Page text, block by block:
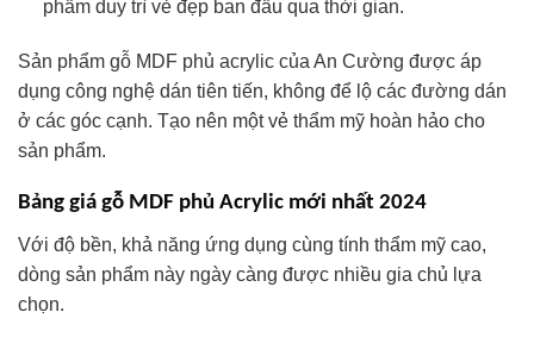
phẩm duy trì vẻ đẹp ban đầu qua thời gian.
Sản phẩm gỗ MDF phủ acrylic của An Cường được áp
dụng công nghệ dán tiên tiến, không để lộ các đường dán
ở các góc cạnh. Tạo nên một vẻ thẩm mỹ hoàn hảo cho
sản phẩm.
Bảng giá gỗ MDF phủ Acrylic mới nhất 2024
Với độ bền, khả năng ứng dụng cùng tính thẩm mỹ cao,
dòng sản phẩm này ngày càng được nhiều gia chủ lựa
chọn.